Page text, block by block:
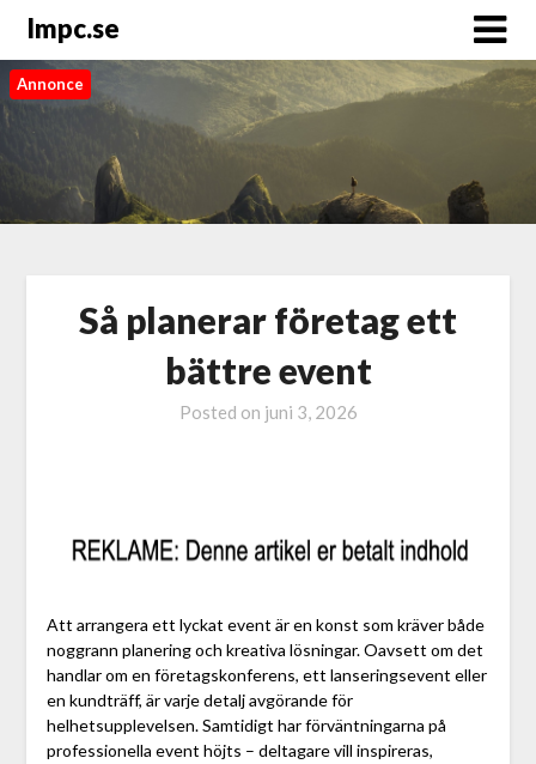
Impc.se
Annonce
Så planerar företag ett
bättre event
Posted on juni 3, 2026
Att arrangera ett lyckat event är en konst som kräver både
noggrann planering och kreativa lösningar. Oavsett om det
handlar om en företagskonferens, ett lanseringsevent eller
en kundträff, är varje detalj avgörande för
helhetsupplevelsen. Samtidigt har förväntningarna på
professionella event höjts – deltagare vill inspireras,